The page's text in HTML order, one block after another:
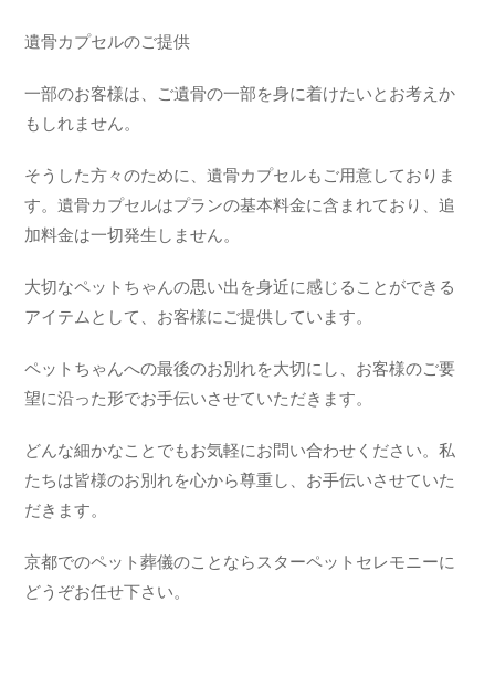
遺骨カプセルのご提供
一部のお客様は、ご遺骨の一部を身に着けたいとお考えか
もしれません。
そうした方々のために、遺骨カプセルもご用意しておりま
す。遺骨カプセルはプランの基本料金に含まれており、追
加料金は一切発生しません。
大切なペットちゃんの思い出を身近に感じることができる
アイテムとして、お客様にご提供しています。
ペットちゃんへの最後のお別れを大切にし、お客様のご要
望に沿った形でお手伝いさせていただきます。
どんな細かなことでもお気軽にお問い合わせください。私
たちは皆様のお別れを心から尊重し、お手伝いさせていた
だきます。
京都でのペット葬儀のことならスターペットセレモニーに
どうぞお任せ下さい。